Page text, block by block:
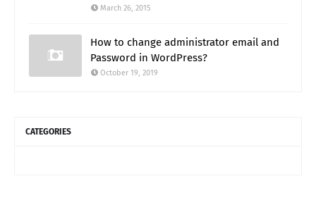
March 26, 2015
How to change administrator email and
Password in WordPress?
October 19, 2019
CATEGORIES